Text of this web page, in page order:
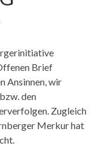
Brief
Ansinnen, wir
den
Zugleich
Merkur hat